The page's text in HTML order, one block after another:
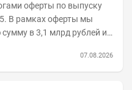
В рамках оферты мы
в 3,1 млрд рублей из
07.08.2026